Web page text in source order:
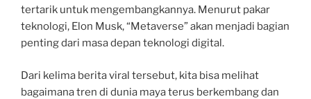
tertarik untuk mengembangkannya. Menurut pakar
teknologi, Elon Musk, “Metaverse” akan menjadi bagian
penting dari masa depan teknologi digital.
Dari kelima berita viral tersebut, kita bisa melihat
bagaimana tren di dunia maya terus berkembang dan